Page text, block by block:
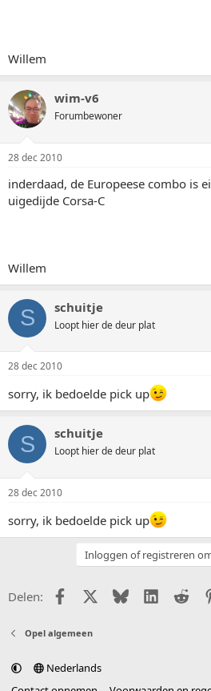
Willem
wim-v6
Forumbewoner
28 dec 2010
inderdaad, de Europeese combo is
uigedijde Corsa-C
Willem
S schuitje
Loopt hier de deur plat
28 dec 2010
sorry, ik bedoelde pick up
S schuitje
Loopt hier de deur plat
28 dec 2010
sorry, ik bedoelde pick up
Inloggen of registreren
Delen: FacebookX (Twitter)
BlueskyLinkedIn
Opel algemeen
Nederlands